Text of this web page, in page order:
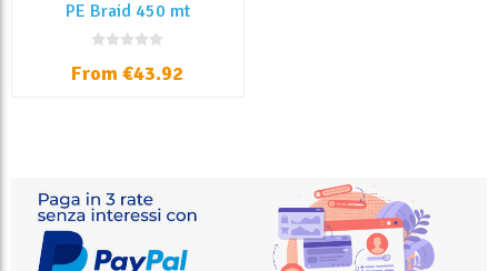
PE Braid 450 mt
From €43.92